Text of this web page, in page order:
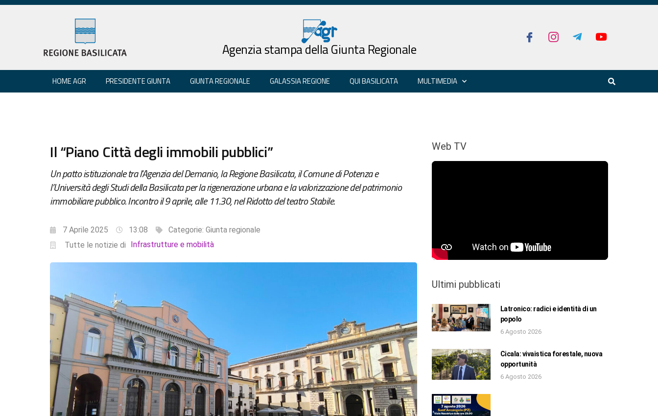
Agenzia stampa della Giunta Regionale
HOME AGR PRESIDENTE GIUNTA GIUNTA REGIONALE GALASSIA REGIONE QUI BASILICATA MULTIMEDIA
Il “Piano Città degli immobili pubblici”
Un patto istituzionale tra l'Agenzia del Demanio, la Regione Basilicata, il Comune di Potenza e
l’Università degli Studi della Basilicata per la rigenerazione urbana e la valorizzazione del patrimonio
immobiliare pubblico. Incontro il 9 aprile, alle 11.30, nel Ridotto del teatro Stabile.
7 Aprile 2025 13:08 Categorie: Giunta regionale
Tutte le notizie di
Infrastrutture e mobilità
Web TV
Ultimi pubblicati
Latronico: radici e identità di un
popolo
6 Agosto 2026
Cicala: vivaistica forestale, nuova
opportunità
6 Agosto 2026